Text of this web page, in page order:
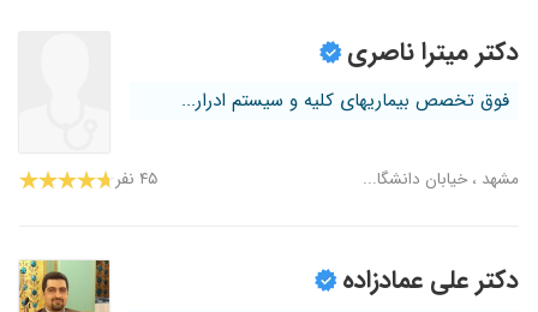
دکتر میترا ناصری
فوق تخصص بیماریهای کلیه و سیستم ادرار...
مشهد ، خیابان دانشگا... ۴۵ نفر
دکتر علی عمادزاده